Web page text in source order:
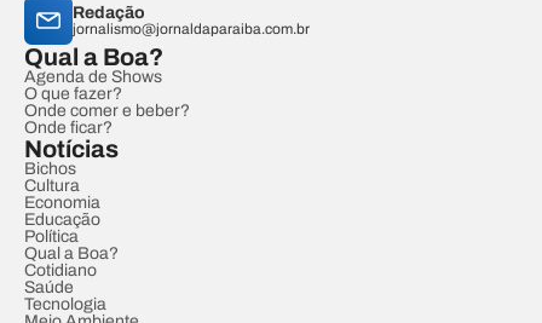
Redação
jornalismo@jornaldaparaiba.com.br
Qual a Boa?
Agenda de Shows
O que fazer?
Onde comer e beber?
Onde ficar?
Notícias
Bichos
Cultura
Economia
Educação
Política
Qual a Boa?
Cotidiano
Saúde
Tecnologia